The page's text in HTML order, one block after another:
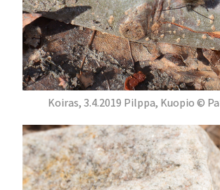
Koiras, 3.4.2019 Pilppa, Kuopio ©